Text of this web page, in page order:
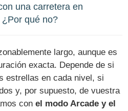
una carretera en
¿Por qué no?
largo, aunque es
exacta. Depende de si
estrellas en cada nivel, si
y, por supuesto, de vuestra
conel modo Arcade y el